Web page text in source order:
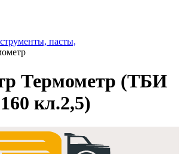
пасты,
Термометр (ТБИ
кл.2,5)